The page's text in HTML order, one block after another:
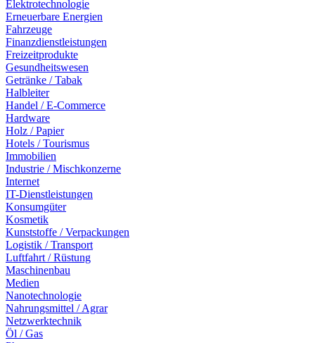
Elektrotechnologie
Erneuerbare Energien
Fahrzeuge
Finanzdienstleistungen
Freizeitprodukte
Gesundheitswesen
Getränke / Tabak
Halbleiter
Handel / E-Commerce
Hardware
Holz / Papier
Hotels / Tourismus
Immobilien
Industrie / Mischkonzerne
Internet
IT-Dienstleistungen
Konsumgüter
Kosmetik
Kunststoffe / Verpackungen
Logistik / Transport
Luftfahrt / Rüstung
Maschinenbau
Medien
Nanotechnologie
Nahrungsmittel / Agrar
Netzwerktechnik
Öl / Gas